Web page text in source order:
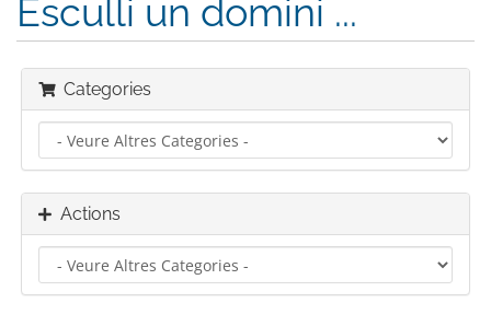
Esculli un domini ...
Categories
Actions